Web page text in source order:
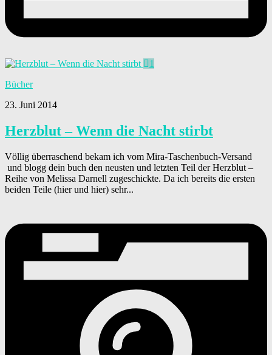
1
Bücher
23. Juni 2014
Herzblut – Wenn die Nacht stirbt
Völlig überraschend bekam ich vom Mira-Taschenbuch-Versand
und blogg dein buch den neusten und letzten Teil der Herzblut –
Reihe von Melissa Darnell zugeschickte. Da ich bereits die ersten
beiden Teile (hier und hier) sehr...